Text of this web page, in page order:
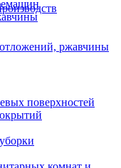
отложений, ржавчины
поверхностей